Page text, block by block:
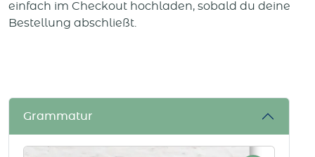
einfach im Checkout hochladen, sobald du deine
Bestellung abschließt.
Grammatur